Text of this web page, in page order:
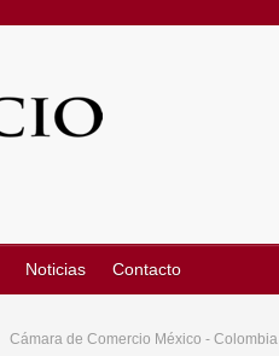
Noticias Contacto
Cámara de Comercio México - Colombia